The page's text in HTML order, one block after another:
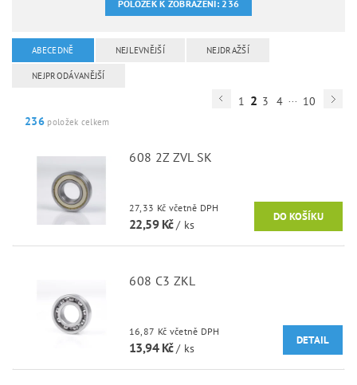
POLOŽEK K ZOBRAZENÍ: 236
ABECEDNĚ NEJLEVNĚJŠÍ NEJDRAŽŠÍ
NEJPRODÁVANĚJŠÍ
1 2 3 4 ... 10
236položek celkem
608 2Z ZVL SK
27,33 Kč včetně DPH
22,59 Kč/ ks
608 C3 ZKL
16,87 Kč včetně DPH
13,94 Kč/ ks
DETAIL